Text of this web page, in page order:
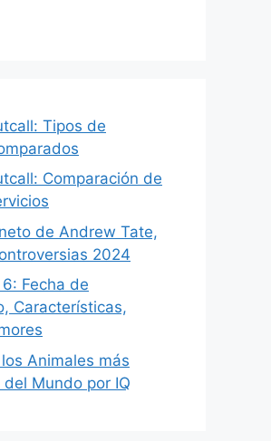
Tipos de
Comparación de
de Andrew Tate,
2024
Fecha de
Características,
Animales más
Mundo por IQ